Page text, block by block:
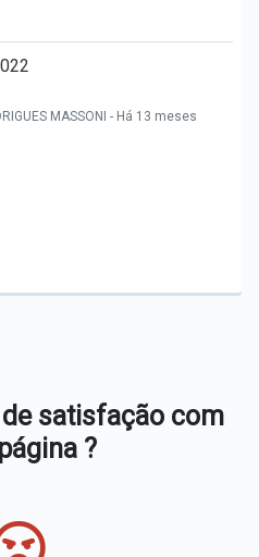
MASSONI - Há 13 meses
satisfação com
?